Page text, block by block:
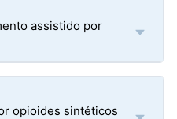
assistido por
opioides sintéticos